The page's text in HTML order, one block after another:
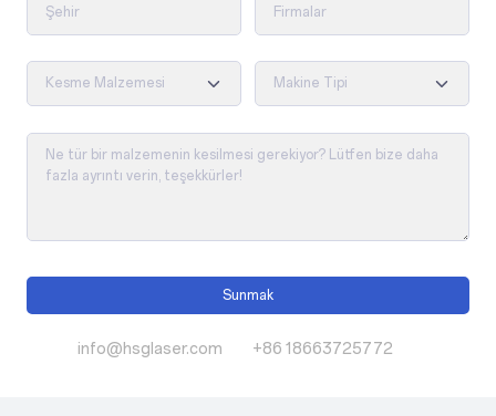
Sunmak
info@hsglaser.com +86 18663725772